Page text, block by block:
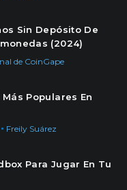
Sin Depósito De
(2024)
de CoinGape
Populares En
Freily Suárez
Para Jugar En Tu